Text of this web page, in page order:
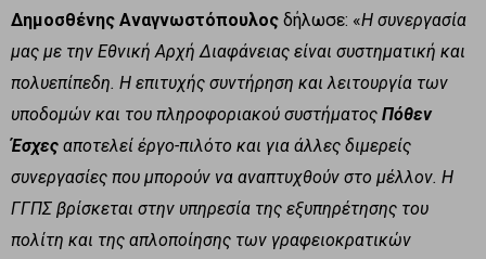
Δημοσθένης Αναγνωστόπουλος δήλωσε: «Η συνεργασία
μας με την Εθνική Αρχή Διαφάνειας είναι συστηματική και
πολυεπίπεδη. Η επιτυχής συντήρηση και λειτουργία των
υποδομών και του πληροφοριακού συστήματος Πόθεν
Έσχες αποτελεί έργο-πιλότο και για άλλες διμερείς
συνεργασίες που μπορούν να αναπτυχθούν στο μέλλον. Η
ΓΓΠΣ βρίσκεται στην υπηρεσία της εξυπηρέτησης του
πολίτη και της απλοποίησης των γραφειοκρατικών